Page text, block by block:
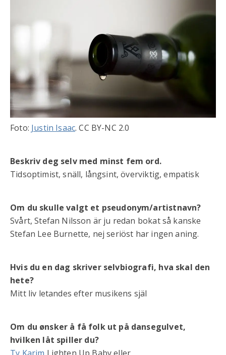
Foto: Justin Isaac. CC BY-NC 2.0
Beskriv deg selv med minst fem ord.
Tidsoptimist, snäll, långsint, överviktig, empatisk
Om du skulle valgt et pseudonym/artistnavn?
Svårt, Stefan Nilsson är ju redan bokat så kanske
Stefan Lee Burnette, nej seriöst har ingen aning.
Hvis du en dag skriver selvbiografi, hva skal den
hete?
Mitt liv letandes efter musikens själ
Om du ønsker å få folk ut på dansegulvet,
hvilken låt spiller du?